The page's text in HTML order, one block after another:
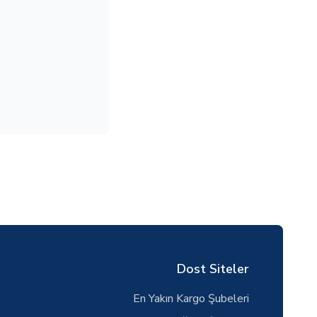
Dost Siteler
En Yakın Kargo Şubeleri